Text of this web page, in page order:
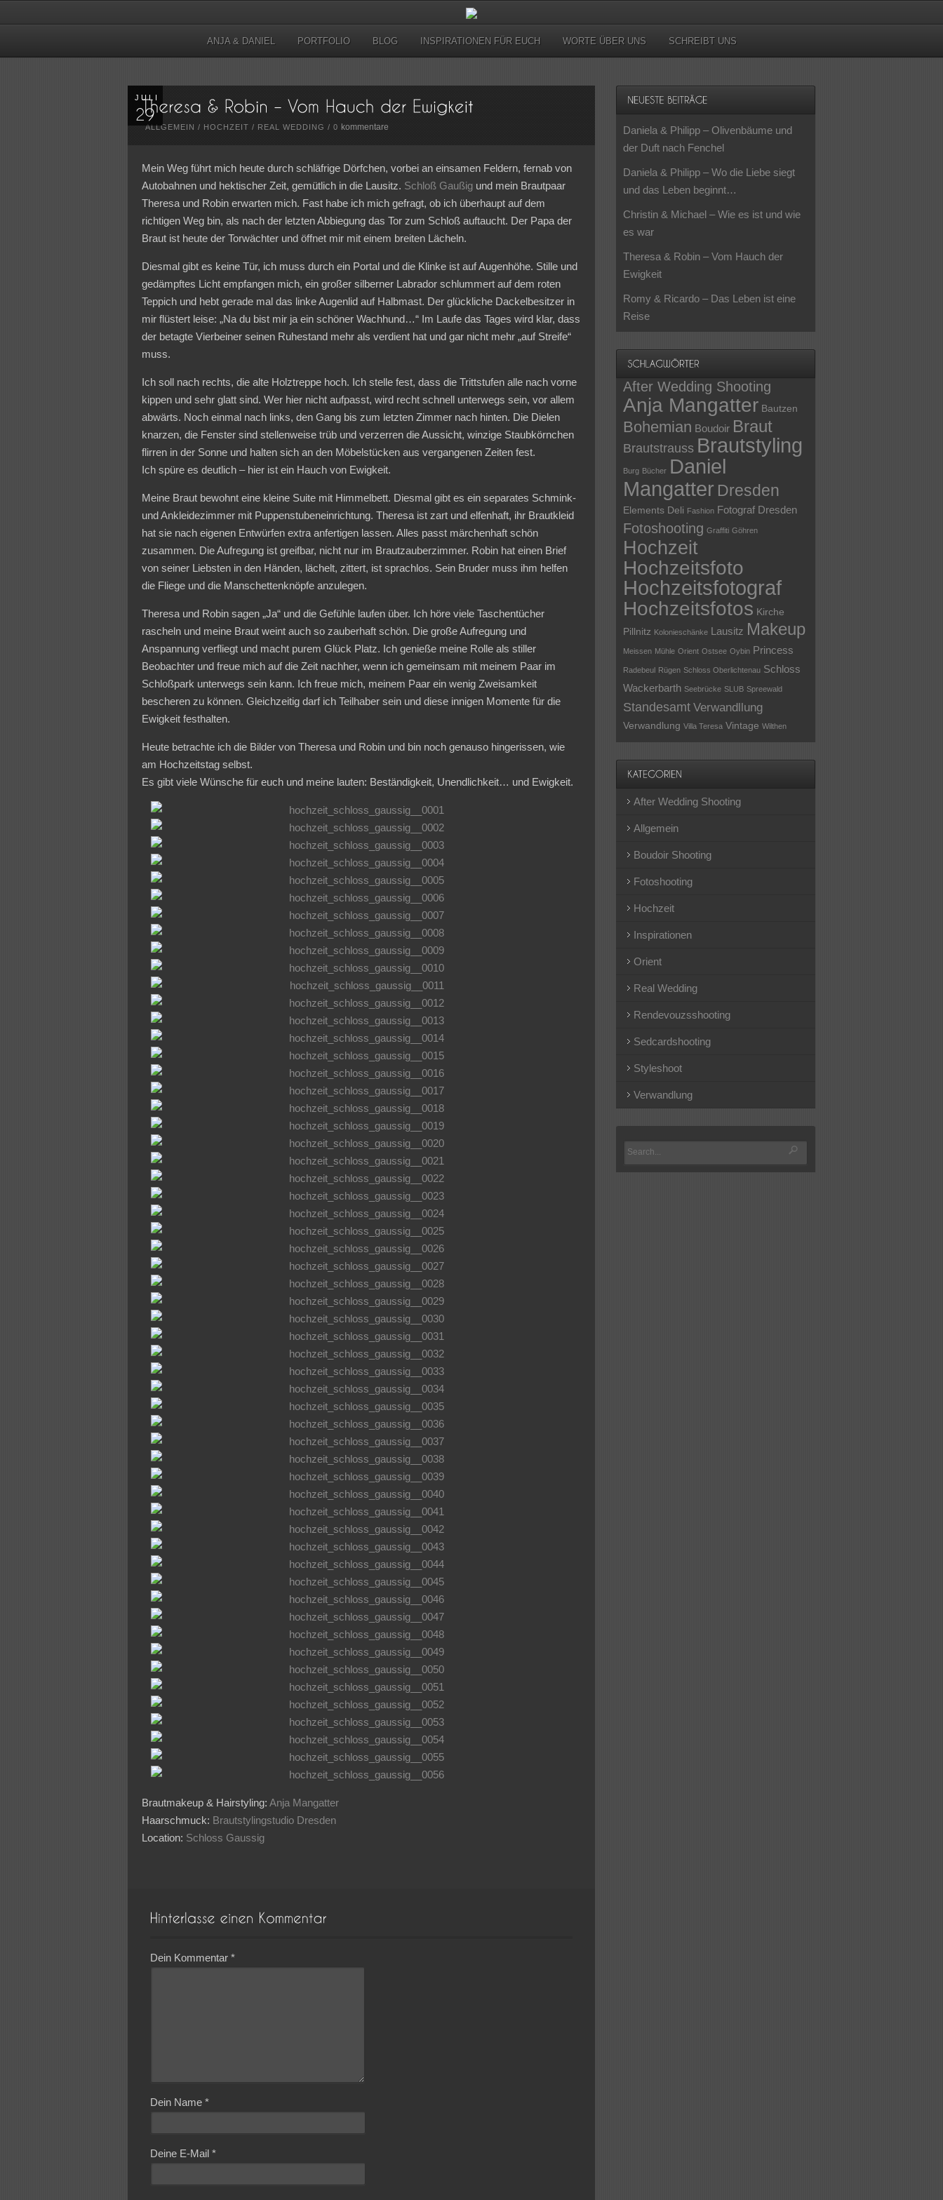
ANJA & DANIEL PORTFOLIO BLOG INSPIRATIONEN FÜR EUCH WORTE ÜBER UNS SCHREIBT UNS
JULI
ALLGEMEIN / HOCHZEIT / REAL WEDDING /0 kommentare
Mein Weg führt mich heute durch schläfrige Dörfchen, vorbei an einsamen Feldern, fernab von
Autobahnen und hektischer Zeit, gemütlich in die Lausitz. Schloß Gaußig und mein Brautpaar
Theresa und Robin erwarten mich. Fast habe ich mich gefragt, ob ich überhaupt auf dem
richtigen Weg bin, als nach der letzten Abbiegung das Tor zum Schloß auftaucht. Der Papa der
Braut ist heute der Torwächter und öffnet mir mit einem breiten Lächeln.
Diesmal gibt es keine Tür, ich muss durch ein Portal und die Klinke ist auf Augenhöhe. Stille und
gedämpftes Licht empfangen mich, ein großer silberner Labrador schlummert auf dem roten
Teppich und hebt gerade mal das linke Augenlid auf Halbmast. Der glückliche Dackelbesitzer in
mir flüstert leise: „Na du bist mir ja ein schöner Wachhund…“ Im Laufe das Tages wird klar, dass
der betagte Vierbeiner seinen Ruhestand mehr als verdient hat und gar nicht mehr „auf Streife“
muss.
Ich soll nach rechts, die alte Holztreppe hoch. Ich stelle fest, dass die Trittstufen alle nach vorne
kippen und sehr glatt sind. Wer hier nicht aufpasst, wird recht schnell unterwegs sein, vor allem
abwärts. Noch einmal nach links, den Gang bis zum letzten Zimmer nach hinten. Die Dielen
knarzen, die Fenster sind stellenweise trüb und verzerren die Aussicht, winzige Staubkörnchen
flirren in der Sonne und halten sich an den Möbelstücken aus vergangenen Zeiten fest.
Ich spüre es deutlich – hier ist ein Hauch von Ewigkeit.
Meine Braut bewohnt eine kleine Suite mit Himmelbett. Diesmal gibt es ein separates Schmink-
und Ankleidezimmer mit Puppenstubeneinrichtung. Theresa ist zart und elfenhaft, ihr Brautkleid
hat sie nach eigenen Entwürfen extra anfertigen lassen. Alles passt märchenhaft schön
zusammen. Die Aufregung ist greifbar, nicht nur im Brautzauberzimmer. Robin hat einen Brief
von seiner Liebsten in den Händen, lächelt, zittert, ist sprachlos. Sein Bruder muss ihm helfen
die Fliege und die Manschettenknöpfe anzulegen.
Theresa und Robin sagen „Ja“ und die Gefühle laufen über. Ich höre viele Taschentücher
rascheln und meine Braut weint auch so zauberhaft schön. Die große Aufregung und
Anspannung verfliegt und macht purem Glück Platz. Ich genieße meine Rolle als stiller
Beobachter und freue mich auf die Zeit nachher, wenn ich gemeinsam mit meinem Paar im
Schloßpark unterwegs sein kann. Ich freue mich, meinem Paar ein wenig Zweisamkeit
bescheren zu können. Gleichzeitig darf ich Teilhaber sein und diese innigen Momente für die
Ewigkeit festhalten.
Heute betrachte ich die Bilder von Theresa und Robin und bin noch genauso hingerissen, wie
am Hochzeitstag selbst.
Es gibt viele Wünsche für euch und meine lauten: Beständigkeit, Unendlichkeit… und Ewigkeit.
Brautmakeup & Hairstyling:Anja Mangatter
Haarschmuck: Brautstylingstudio Dresden
Location: Schloss Gaussig
Dein Kommentar*
Dein Name*
Deine E-Mail*
Daniela & Philipp – Olivenbäume und
der Duft nach Fenchel
Daniela & Philipp – Wo die Liebe siegt
und das Leben beginnt…
Christin & Michael – Wie es ist und wie
es war
Theresa & Robin – Vom Hauch der
Ewigkeit
Romy & Ricardo – Das Leben ist eine
Reise
After Wedding Shooting
Anja Mangatter Bautzen
Bohemian Boudoir Braut
Brautstrauss Brautstyling
Burg Bücher Daniel
Mangatter Dresden
Elements Deli Fashion Fotograf Dresden
Fotoshooting Graffiti Göhren
Hochzeit
Hochzeitsfoto
Hochzeitsfotograf
Hochzeitsfotos Kirche
Pillnitz Kolonieschänke Lausitz Makeup
Meissen Mühle Orient Ostsee Oybin Princess
Radebeul Rügen Schloss Oberlichtenau Schloss
Wackerbarth Seebrücke SLUB Spreewald
Standesamt Verwandllung
Verwandlung Villa Teresa Vintage Wilthen
After Wedding Shooting
Allgemein
Boudoir Shooting
Fotoshooting
Hochzeit
Inspirationen
Orient
Real Wedding
Rendevouzsshooting
Sedcardshooting
Styleshoot
Verwandlung